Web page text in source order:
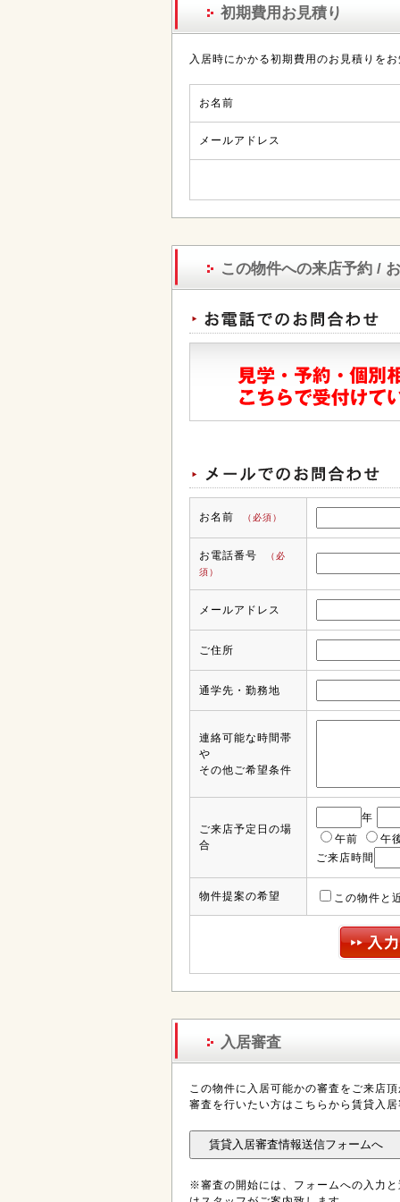
初期費用お見積り
入居時にかかる初期費用のお見積りを
お名前
メールアドレス
この物件への来店予約 /
お名前 （必須）
お電話番号
（必
須）
メールアドレス
ご住所
通学先・勤務地
連絡可能な時間帯
や
その他ご希望条件
ご来店予定日の場
合
年
午前
午
ご来店時間
物件提案の希望 この物件と
入居審査
この物件に入居可能かの審査をご来店
審査を行いたい方はこちらから賃貸入
※審査の開始には、フォームへの入力